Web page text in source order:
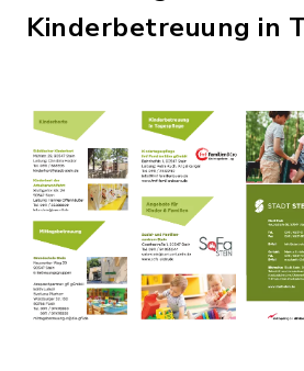
Kinderbetreuung in